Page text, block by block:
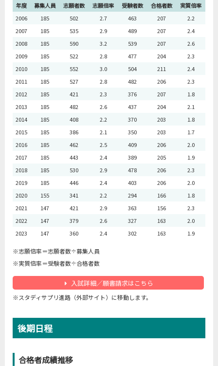
年度
募集人員 志願者数 志願倍率 受験者数 合格者数
実質倍率
2006
185 502 2.7 463 207
2.2
2007
185 535 2.9 489 207
2.4
2008
185 590 3.2 539 207
2.6
2009
185 522 2.8 477 204
2.3
2010
185 552 3.0 504 211
2.4
2011
185 527 2.8 482 206
2.3
2012
185 421 2.3 376 207
1.8
2013
185 482 2.6 437 204
2.1
2014
185 408 2.2 370 203
1.8
2015
185 386 2.1 350 203
1.7
2016
185 462 2.5 409 206
2.0
2017
185 443 2.4 389 205
1.9
2018
185 530 2.9 478 206
2.3
2019
185 446 2.4 403 206
2.0
2020
155 341 2.2 294 166
1.8
2021
147 421 2.9 363 156
2.3
2022
147 379 2.6 327 163
2.0
2023
147 360 2.4 302 163 1.9
※志願倍率＝志願者数÷募集人員
※実質倍率＝受験者数÷合格者数
入試詳細／願書請求はこちら
※スタディサプリ進路（外部サイト）に移動します。
後期日程
合格者成績推移